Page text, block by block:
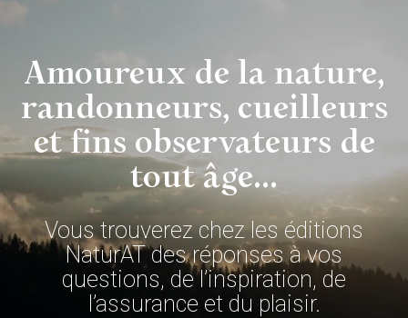
Amoureux de la nature,
randonneurs, cueilleurs
et fins observateurs de
tout âge...
Vous trouverez chez les éditions
NaturAT des réponses à vos
questions, de l’inspiration, de
l’assurance et du plaisir.